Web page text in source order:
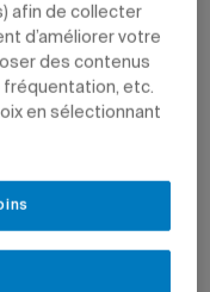
et en
DIRECTION
afin de collecter
d’améliorer votre
des contenus
fréquentation, etc.
en sélectionnant